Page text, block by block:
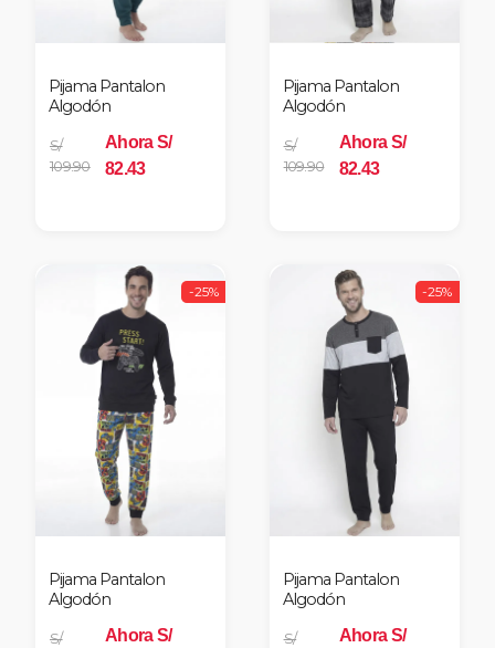
Pijama Pantalon
Algodón
S/
109.90
Ahora S/
82.43
Pijama Pantalon
Algodón
S/
109.90
Ahora S/
82.43
-25%
Pijama Pantalon
Algodón
S/
Ahora S/
-25%
Pijama Pantalon
Algodón
S/
Ahora S/